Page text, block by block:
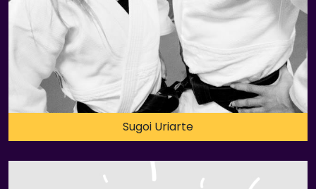
Sugoi Uriarte